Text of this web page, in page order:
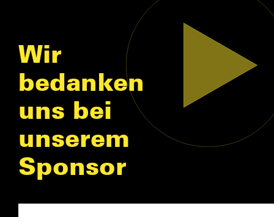
Wir
bedanken
uns bei
unserem
Sponsor